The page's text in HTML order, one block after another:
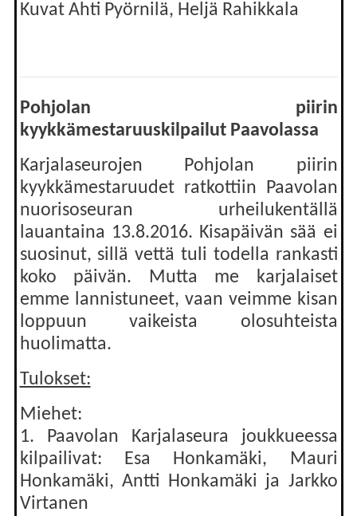
Kuvat Ahti Pyörnilä, Heljä Rahikkala
Pohjolan piirin
kyykkämestaruuskilpailut Paavolassa
Karjalaseurojen Pohjolan piirin
kyykkämestaruudet ratkottiin Paavolan
nuorisoseuran urheilukentällä
lauantaina 13.8.2016. Kisapäivän sää ei
suosinut, sillä vettä tuli todella rankasti
koko päivän. Mutta me karjalaiset
emme lannistuneet, vaan veimme kisan
loppuun vaikeista olosuhteista
huolimatta.
Tulokset:
Miehet:
1. Paavolan Karjalaseura joukkueessa
kilpailivat: Esa Honkamäki, Mauri
Honkamäki, Antti Honkamäki ja Jarkko
Virtanen